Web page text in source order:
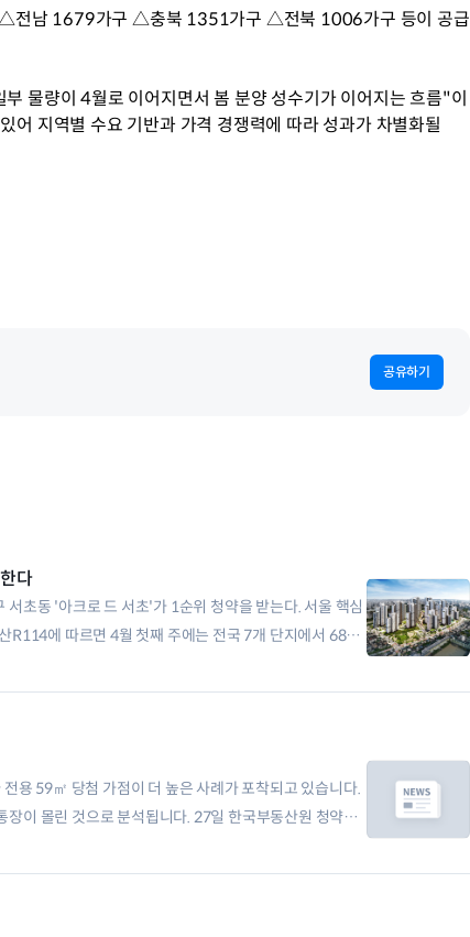
남 1679가구 △충북 1351가구 △전북 1006가구 등이 공급
물량이 4월로 이어지면서 봄 분양 성수기가 이어지는 흐름"이
어 지역별 수요 기반과 가격 경쟁력에 따라 성과가 차별화될
공유하기
다
초동 '아크로 드 서초'가 1순위 청약을 받는다. 서울 핵심
R114에 따르면 4월 첫째 주에는 전국 7개 단지에서 6810
용 59㎡ 당첨 가점이 더 높은 사례가 포착되고 있습니다.
이 몰린 것으로 분석됩니다. 27일 한국부동산원 청약홈